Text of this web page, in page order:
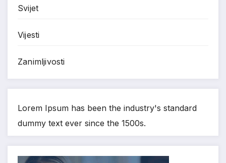
Svijet
Vijesti
Zanimljivosti
Lorem Ipsum has been the industry's standard
dummy text ever since the 1500s.